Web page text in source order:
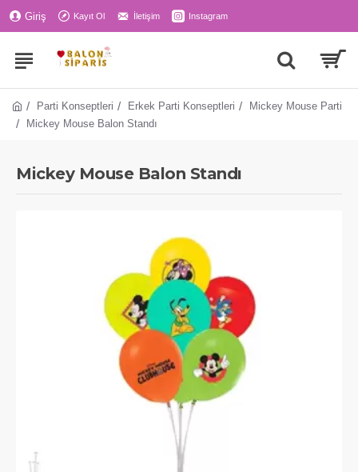
Giriş Kayıt Ol İletişim Instagram
Parti Konseptleri Erkek Parti Konseptleri
Mickey Mouse Parti
Mickey Mouse Balon Standı
Mickey Mouse Balon Standı